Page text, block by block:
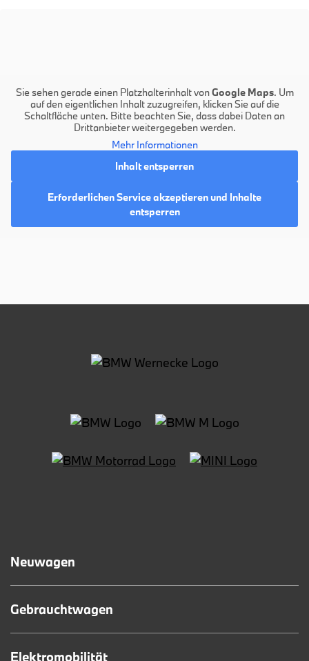
Sie sehen gerade einen Platzhalterinhalt vonGoogle Maps. Um
auf den eigentlichen Inhalt zuzugreifen, klicken Sie auf die
Schaltfläche unten. Bitte beachten Sie, dass dabei Daten an
Drittanbieter weitergegeben werden.
Mehr Informationen
Inhalt entsperren
Erforderlichen Service akzeptieren und Inhalte
entsperren
Neuwagen
Gebrauchtwagen
Elektromobilität